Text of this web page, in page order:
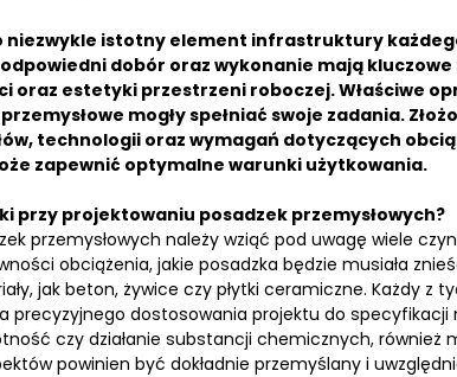
niezwykle istotny element infrastruktury
dobór oraz wykonanie mają
oraz estetyki przestrzeni roboczej. Właściwe
mogły spełniać swoje zadania.
technologii oraz wymagań dotyczących
zapewnić optymalne warunki użytkowania.
przy projektowaniu posadzek przemysłowych?
przemysłowych należy wziąć pod uwagę wiele
obciążenia, jakie posadzka będzie musiała
jak beton, żywice czy płytki ceramiczne. Każdy z
precyzyjnego dostosowania projektu do specyfikacji
czy działanie substancji chemicznych, również
powinien być dokładnie przemyślany i